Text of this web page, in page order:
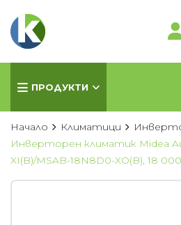
ПРОДУКТИ
КЛИМАТИЦИ
Начало Климатици
Инверторен климатик Midea
XI(B)/MSAB-18N8D0-XO(B), 18